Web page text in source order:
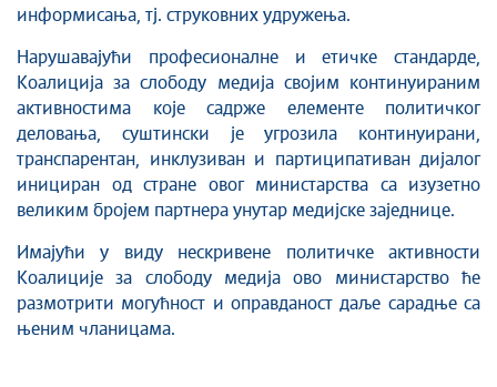
информисања, тј. струковних удружења.
Нарушавајући професионалне и етичке стандарде,
Коалиција за слободу медија својим континуираним
активностима које садрже елементе политичког
деловања, суштински је угрозила континуирани,
транспарентан, инклузиван и партиципативан дијалог
инициран од стране овог министарства са изузетно
великим бројем партнера унутар медијске заједнице.
Имајући у виду нескривене политичке активности
Коалиције за слободу медија ово министарство ће
размотрити могућност и оправданост даље сарадње са
њеним чланицама.